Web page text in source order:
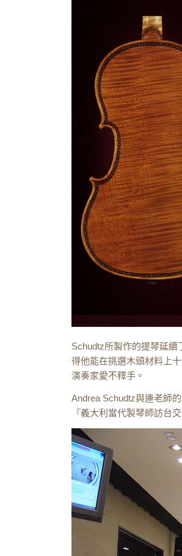
Schudtz所製作的提琴延
得他能在挑選木頭材料上
演奏家愛不釋手。
Andrea Schudtz與連老師
『義大利當代製琴師訪台